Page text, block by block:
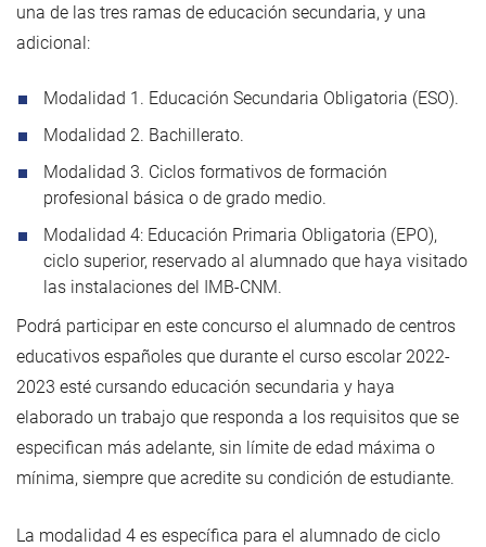
una de las tres ramas de educación secundaria, y una
adicional:
Modalidad 1. Educación Secundaria Obligatoria (ESO).
Modalidad 2. Bachillerato.
Modalidad 3. Ciclos formativos de formación
profesional básica o de grado medio.
Modalidad 4: Educación Primaria Obligatoria (EPO),
ciclo superior, reservado al alumnado que haya visitado
las instalaciones del IMB-CNM.
Podrá participar en este concurso el alumnado de centros
educativos españoles que durante el curso escolar 2022-
2023 esté cursando educación secundaria y haya
elaborado un trabajo que responda a los requisitos que se
especifican más adelante, sin límite de edad máxima o
mínima, siempre que acredite su condición de estudiante.
La modalidad 4 es específica para el alumnado de ciclo